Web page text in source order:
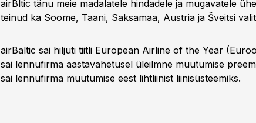
airBltic tänu meie madalatele hindadele ja mugavatele
teinud ka Soome, Taani, Saksamaa, Austria ja Šveitsi
airBaltic sai hiljuti tiitli European Airline of the Year
sai lennufirma aastavahetusel üleilmne muutumise
sai lennufirma muutumise eest lihtliinist liinisüsteemiks.